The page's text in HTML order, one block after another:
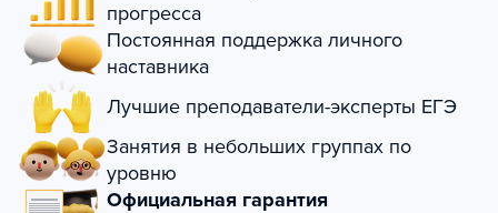
прогресса
Постоянная поддержка личного
наставника
Лучшие преподаватели-эксперты ЕГЭ
Занятия в небольших группах по
уровню
Официальная гарантия